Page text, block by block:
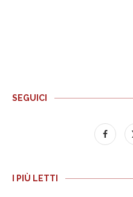
SEGUICI
I PIÙ LETTI